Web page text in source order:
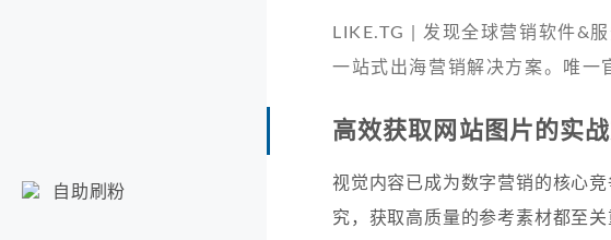
自助刷粉
LIKE.TG | 发现全球营销软件&
一站式出海营销解决方案。唯一
高效获取网站图片的实
视觉内容已成为数字营销的核心
究，获取高质量的参考素材都至